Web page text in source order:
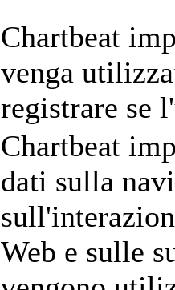
Chartbeat
venga
registrare se
Chartbeat
dati sulla
Web e sulle